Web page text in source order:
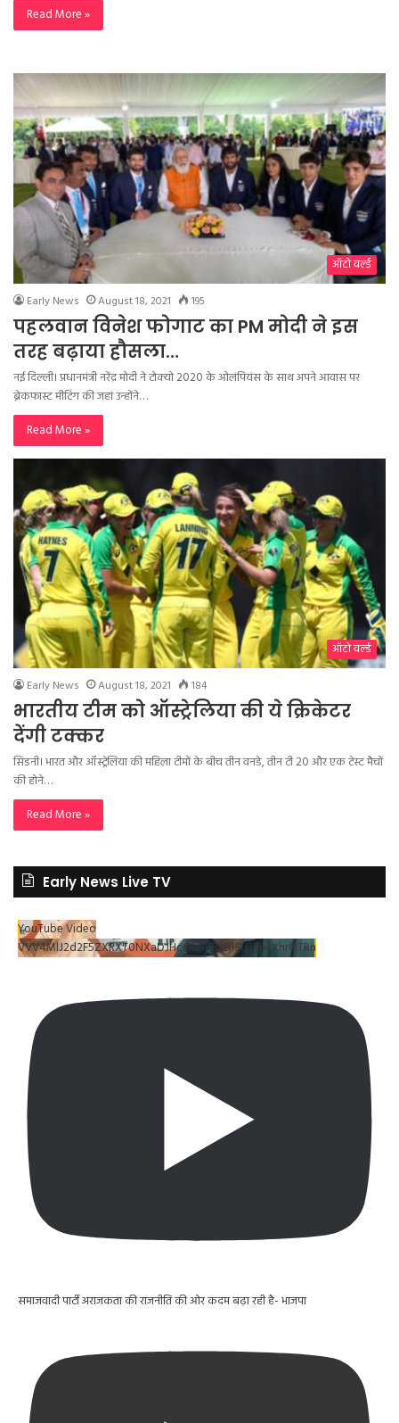
Read More »
ऑटो वर्ल्ड
Early News August 18, 2021 195
पहलवान विनेश फोगाट का PM मोदी ने इस
तरह बढ़ाया हौसला…
नई दिल्ली। प्रधानमंत्री नरेंद्र मोदी ने टोक्यो 2020 के ओलंपियंस के साथ अपने आवास पर
ब्रेकफास्ट मीटिंग की जहां उन्होंने…
Read More »
ऑटो वर्ल्ड
Early News August 18, 2021 184
भारतीय टीम को ऑस्ट्रेलिया की ये क्रिकेटर
देंगी टक्कर
सिडनी। भारत और ऑस्ट्रेलिया की महिला टीमों के बीच तीन वनडे, तीन टी 20 और एक टेस्ट मैचों
की होने…
Read More »
Early News Live TV
YouTube Video
VVV4MlJ2d2F5ZXRXT0NXaDJHc0xrSUR3LjlSU3RpLXhrOTRn
समाजवादी पार्टी अराजकता की राजनीति की ओर कदम बढ़ा रही है- भाजपा